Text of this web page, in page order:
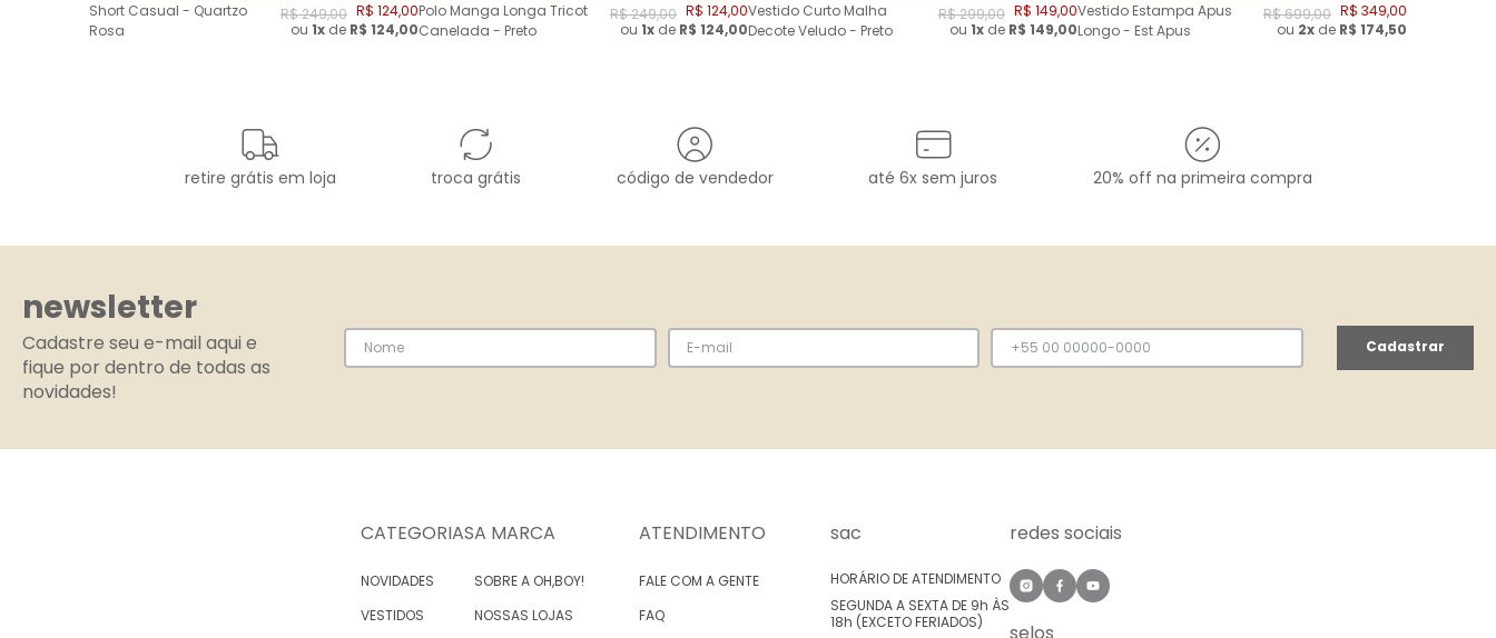
Short Casual - Quartzo
Rosa
R$249,00 R$ 124,00
ou 1x de R$ 124,00
Polo Manga Longa Tricot
Canelada - Preto
R$249,00 R$ 124,00
ou 1x de R$ 124,00
Vestido Curto Malha
Decote Veludo - Preto
R$299,00 R$ 149,00
ou 1x de R$ 149,00
Vestido Estampa Apus
Longo - Est Apus
R$699,00 R$ 349,00
ou 2x de R$ 174,50
retire grátis em loja troca grátis código de vendedor até 6x sem juros 20% off na primeira compra
newsletter
Cadastre seu e-mail aqui e
fique por dentro de todas as
novidades!
Cadastrar
CATEGORIAS
NOVIDADES
VESTIDOS
A MARCA
SOBRE A OH,BOY!
NOSSAS LOJAS
ATENDIMENTO
FALE COM A GENTE
FAQ
sac
HORÁRIO DE ATENDIMENTO
SEGUNDA A SEXTA DE 9h ÀS
18h (EXCETO FERIADOS)
redes sociais